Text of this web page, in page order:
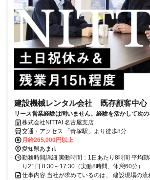
建設機械レンタル会社 既存顧客中
リース営業経験は問いません。経験を活かして次
株式会社NITTAI 名古屋支店
交通・アクセス 「青塚駅」より徒歩8分
月給265,000円以上
愛知県あま市
勤務時間詳細 実働時間：1日あたり8時間 平均
り21日 8:30～17:30（実働8時間、休憩60分）
仕事内容 当社が求めているのは、 建設現場の